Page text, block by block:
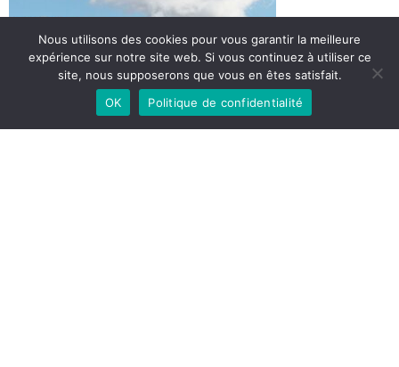
Nous utilisons des cookies pour vous garantir la meilleure
expérience sur notre site web. Si vous continuez à utiliser ce
site, nous supposerons que vous en êtes satisfait.
OK
Politique de confidentialité